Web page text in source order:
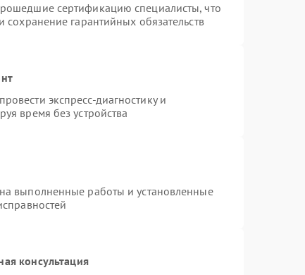
сертификацию специалисты, что
сохранение гарантийных обязательств
экспресс-диагностику и
время без устройства
выполненные работы и установленные
консультация